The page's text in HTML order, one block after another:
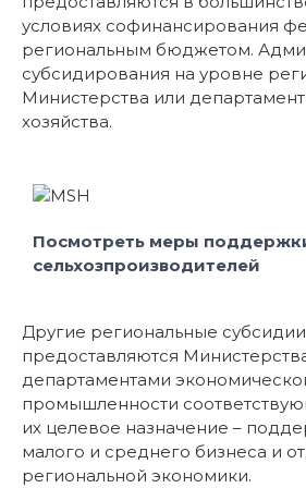
условиях софинансирования
региональным бюджетом.
субсидирования на уровне
Министерства или
хозяйства.
Посмотреть меры
сельхозпроизводителей
Другие региональные субсидии
предоставляются
департаментами
промышленности
их целевое назначение –
малого и среднего бизнеса и
региональной экономики.